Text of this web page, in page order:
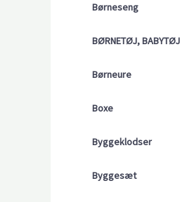
Børneseng
BØRNETØJ,
Børneure
Boxe
Byggeklodser
Byggesæt